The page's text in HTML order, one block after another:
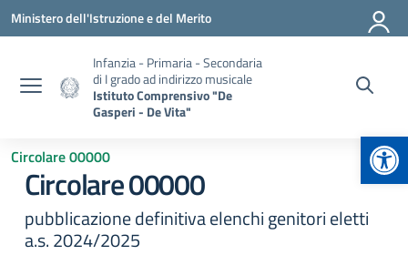
Vai ai contenuti
Vai al menu di navigazione
Vai al footer
Ministero dell'Istruzione e del Merito
Infanzia - Primaria - Secondaria
di I grado ad indirizzo musicale
Istituto Comprensivo "De
Gasperi - De Vita"
Circolare 00000
Circolare 00000
pubblicazione definitiva elenchi genitori eletti
a.s. 2024/2025